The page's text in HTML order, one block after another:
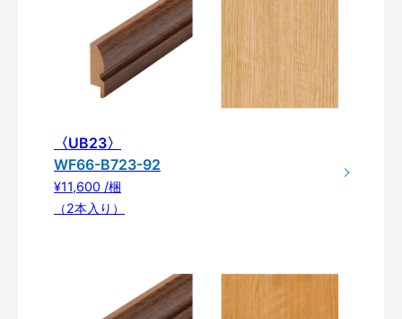
〈UB23〉
WF66-B723-92
¥11,600 /梱
（2本入り）